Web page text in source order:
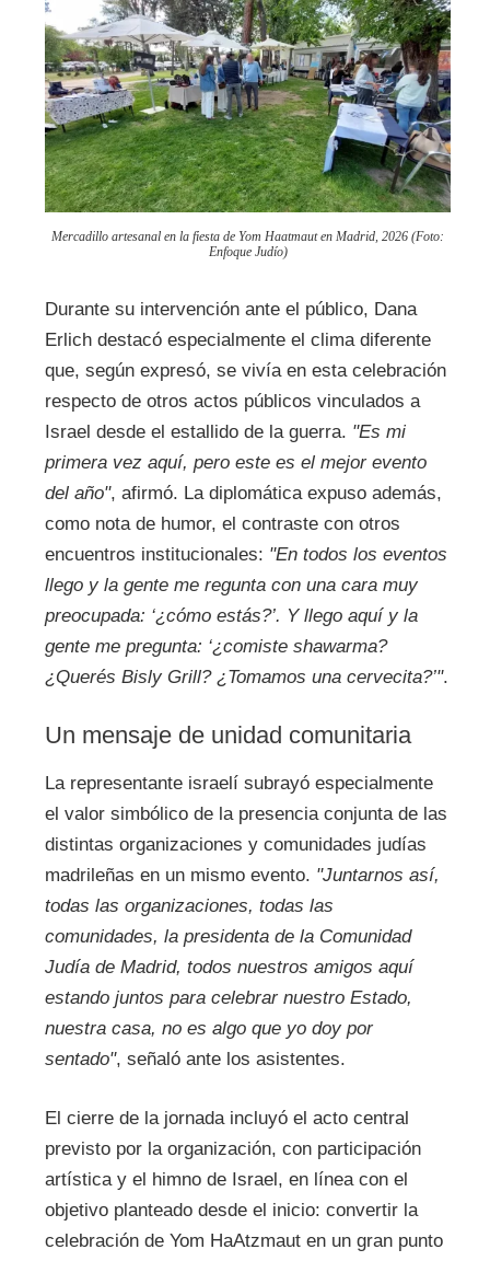
Mercadillo artesanal en la fiesta de Yom Haatmaut en Madrid, 2026 (Foto:
Enfoque Judío)
Durante su intervención ante el público, Dana
Erlich destacó especialmente el clima diferente
que, según expresó, se vivía en esta celebración
respecto de otros actos públicos vinculados a
Israel desde el estallido de la guerra. "Es mi
primera vez aquí, pero este es el mejor evento
del año", afirmó. La diplomática expuso además,
como nota de humor, el contraste con otros
encuentros institucionales: "En todos los eventos
llego y la gente me regunta con una cara muy
preocupada: ‘¿cómo estás?’. Y llego aquí y la
gente me pregunta: ‘¿comiste shawarma?
¿Querés Bisly Grill? ¿Tomamos una cervecita?’".
Un mensaje de unidad comunitaria
La representante israelí subrayó especialmente
el valor simbólico de la presencia conjunta de las
distintas organizaciones y comunidades judías
madrileñas en un mismo evento. "Juntarnos así,
todas las organizaciones, todas las
comunidades, la presidenta de la Comunidad
Judía de Madrid, todos nuestros amigos aquí
estando juntos para celebrar nuestro Estado,
nuestra casa, no es algo que yo doy por
sentado", señaló ante los asistentes.
El cierre de la jornada incluyó el acto central
previsto por la organización, con participación
artística y el himno de Israel, en línea con el
objetivo planteado desde el inicio: convertir la
celebración de Yom HaAtzmaut en un gran punto